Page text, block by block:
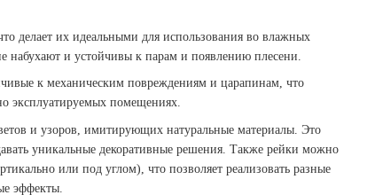
делает их идеальными для использования во влажных
и устойчивы к парам и появлению плесени.
к механическим повреждениям и царапинам, что
эксплуатируемых помещениях.
и узоров, имитирующих натуральные материалы. Это
уникальные декоративные решения. Также рейки можно
или под углом), что позволяет реализовать разные
эффекты.